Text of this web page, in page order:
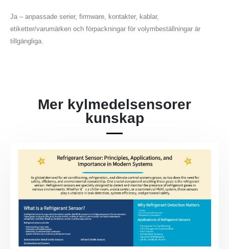
Ja – anpassade serier, firmware, kontakter, kablar,
etiketter/varumärken och förpackningar för volymbeställningar är
tillgängliga.
Mer kylmedelsensorer
kunskap
Wechat Whatsapp
Heta produkter
R290 sensor
Data Center Cooling System
Kylmedelssäkerhetsövervakning för
kylförvaring